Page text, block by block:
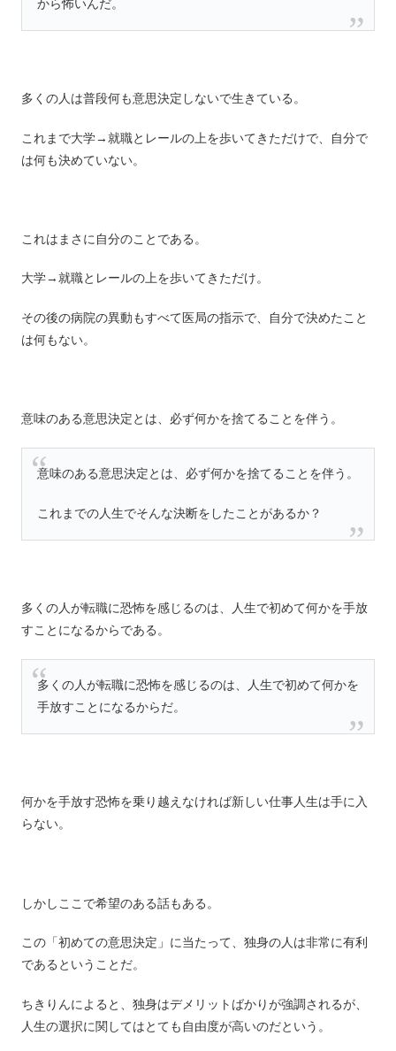
から怖いんだ。
多くの人は普段何も意思決定しないで生きている。
これまで大学→就職とレールの上を歩いてきただけで、自分で
は何も決めていない。
これはまさに自分のことである。
大学→就職とレールの上を歩いてきただけ。
その後の病院の異動もすべて医局の指示で、自分で決めたこと
は何もない。
意味のある意思決定とは、必ず何かを捨てることを伴う。
意味のある意思決定とは、必ず何かを捨てることを伴う。
これまでの人生でそんな決断をしたことがあるか？
多くの人が転職に恐怖を感じるのは、人生で初めて何かを手放
すことになるからである。
多くの人が転職に恐怖を感じるのは、人生で初めて何かを
手放すことになるからだ。
何かを手放す恐怖を乗り越えなければ新しい仕事人生は手に入
らない。
しかしここで希望のある話もある。
この「初めての意思決定」に当たって、独身の人は非常に有利
であるということだ。
ちきりんによると、独身はデメリットばかりが強調されるが、
人生の選択に関してはとても自由度が高いのだという。